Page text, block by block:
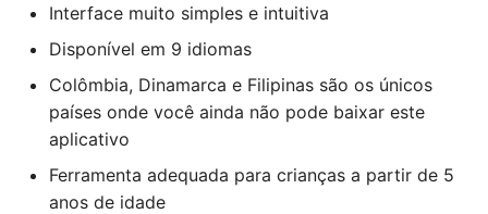
Interface muito simples e intuitiva
Disponível em 9 idiomas
Colômbia, Dinamarca e Filipinas são os únicos
países onde você ainda não pode baixar este
aplicativo
Ferramenta adequada para crianças a partir de 5
anos de idade